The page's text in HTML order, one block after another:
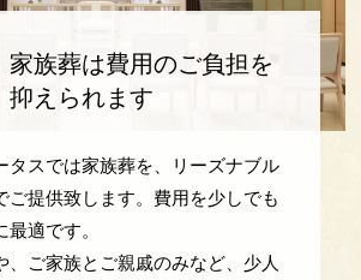
家族葬は費用のご負担を
抑えられます
タスでは家族葬を、リーズナブル
ご提供致します。費用を少しでも
適です。
、ご家族とご親戚のみなど、少人